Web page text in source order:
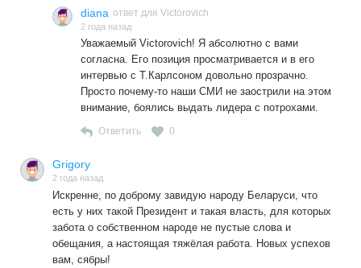
Россию вместе с моим окружением,но пока запад не
хочет делиться с его окружением ,а потому эта бодяга
будет продолжена.
diana ответ для Victorovich
2 года назад
Уважаемый Victorovich! Я абсолютно с вами
согласна. Его позиция просматривается и в его
интервью с Т.Карлсоном довольно прозрачно.
Просто почему-то наши СМИ не заострили на этом
внимание, боялись выдать лидера с потрохами.
Ответить 0
Grigory
2 года назад
Искренне, по доброму завидую народу Беларуси, что
есть у них такой Президент и такая власть, для которых
забота о собственном народе не пустые слова и
обещания, а настоящая тяжёлая работа. Новых успехов
вам, сябры!